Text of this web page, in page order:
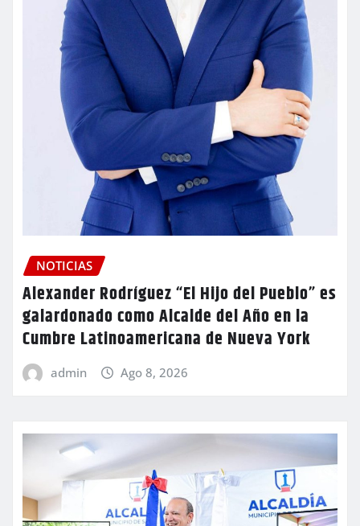
NOTICIAS
Alexander Rodríguez “El Hijo del Pueblo” es
galardonado como Alcalde del Año en la
Cumbre Latinoamericana de Nueva York
admin Ago 8, 2026